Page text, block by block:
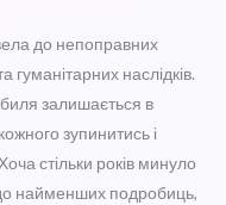
до непоправних
гуманітарних наслідків.
залишається в
зупинитись і
стільки років минуло
до найменших подробиць,